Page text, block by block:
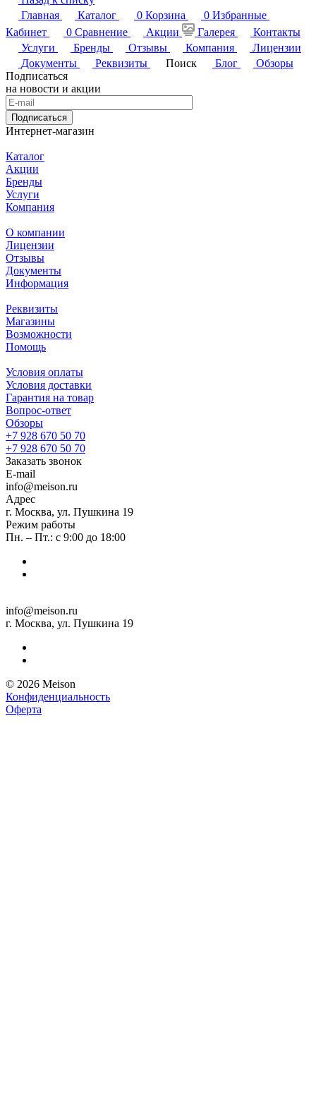
Главная
Каталог 0 Корзина 0 Избранные
Кабинет
0 Сравнение Акции Галерея
Контакты
Услуги
Бренды Отзывы Компания
Лицензии
Документы
Реквизиты Поиск Блог
Обзоры
Подписаться
на новости и акции
Подписаться
Интернет-магазин
Каталог
Акции
Бренды
Услуги
Компания
О компании
Лицензии
Отзывы
Документы
Информация
Реквизиты
Магазины
Возможности
Помощь
Условия оплаты
Условия доставки
Гарантия на товар
Вопрос-ответ
Обзоры
+7 928 670 50 70
+7 928 670 50 70
Заказать звонок
E-mail
info@meison.ru
Адрес
г. Москва, ул. Пушкина 19
Режим работы
Пн. – Пт.: с 9:00 до 18:00
info@meison.ru
г. Москва, ул. Пушкина 19
© 2026 Meison
Конфиденциальность
Оферта